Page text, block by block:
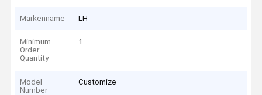
Markenname LH
Minimum
Order
Quantity
1
Model
Number
Customize